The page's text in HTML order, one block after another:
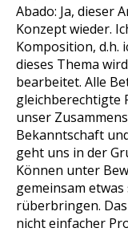
Abado: Ja, dieser
Konzept wieder.
Komposition, d.h.
dieses Thema
bearbeitet. Alle
gleichberechtigte
unser
Bekanntschaft
geht uns in der
Können unter
gemeinsam
rüberbringen.
nicht einfacher